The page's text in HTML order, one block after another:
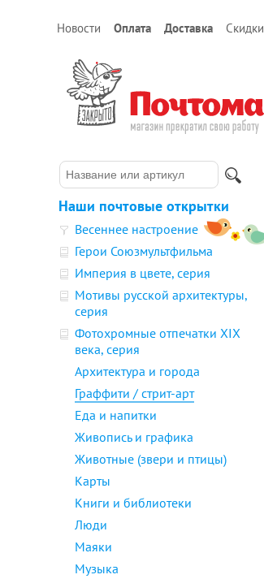
Новости Оплата Доставка Скидки
Наши почтовые открытки
Весеннее настроение
Герои Союзмультфильма
Империя в цвете, серия
Мотивы русской архитектуры,
серия
Фотохромные отпечатки XIX
века, серия
Архитектура и города
Граффити / стрит-арт
Еда и напитки
Живопись и графика
Животные (звери и птицы)
Карты
Книги и библиотеки
Люди
Маяки
Музыка